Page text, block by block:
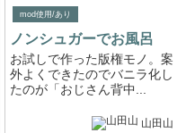
mod使用/あり
ノンシュガーでお風呂
お試しで作った版権モノ。案
外よくできたのでバニラ化し
たのが「おじさん背中...
山田山